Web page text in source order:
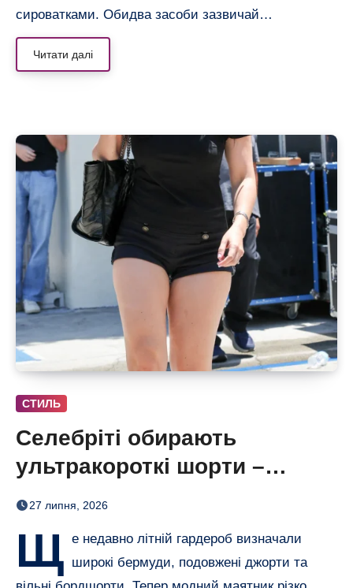
сироватками. Обидва засоби зазвичай…
Читати далі
СТИЛЬ
Селебріті обирають
ультракороткі шорти –
бермуди отримали зухвалу
27 липня, 2026
Щ е недавно літній гардероб визначали
широкі бермуди, подовжені джорти та